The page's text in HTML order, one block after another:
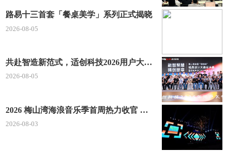
路易十三首套「餐桌美学」系列正式揭晓
2026-08-05
共赴智造新范式，适创科技2026用户大会将于深圳启幕
2026-08-05
2026 梅山湾海浪音乐季首周热力收官 文体旅深度融合点燃滨海夏日经济
2026-08-03